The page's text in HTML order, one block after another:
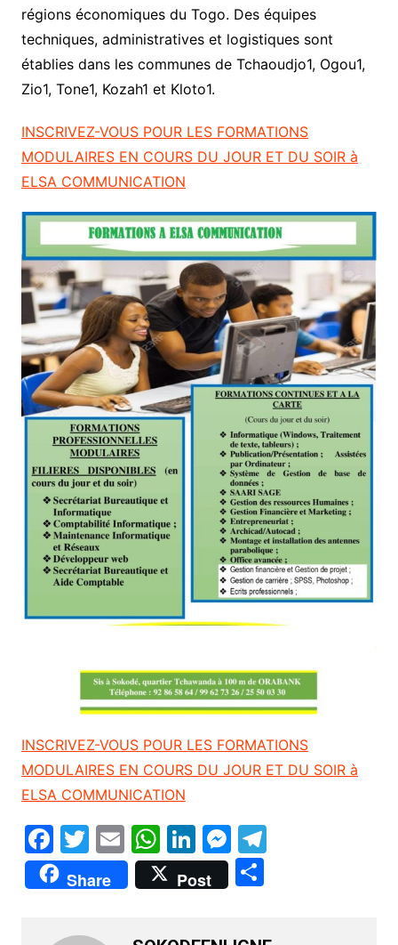
régions économiques du Togo. Des équipes
techniques, administratives et logistiques sont
établies dans les communes de Tchaoudjo1, Ogou1,
Zio1, Tone1, Kozah1 et Kloto1.
INSCRIVEZ-VOUS POUR LES FORMATIONS
MODULAIRES EN COURS DU JOUR ET DU SOIR à
ELSA COMMUNICATION
INSCRIVEZ-VOUS POUR LES FORMATIONS
MODULAIRES EN COURS DU JOUR ET DU SOIR à
ELSA COMMUNICATION
F
a
c
T
w
itt
E
m
ai
W
h
at
Li
n
k
M
e
s
T
Share Post
P